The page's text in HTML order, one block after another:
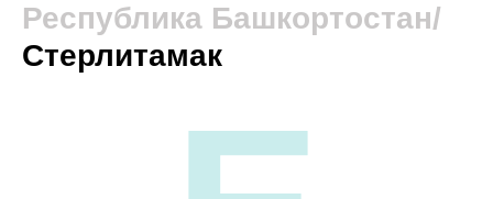
Республика Башкортостан/
Стерлитамак